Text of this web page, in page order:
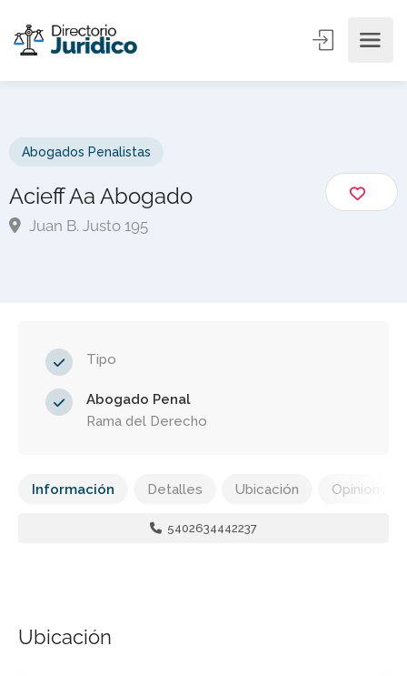
Abogados Penalistas
Acieff Aa Abogado
Juan B. Justo 195
Tipo
Abogado Penal
Rama del Derecho
Información Detalles Ubicación Opiniones
5402634442237
Ubicación